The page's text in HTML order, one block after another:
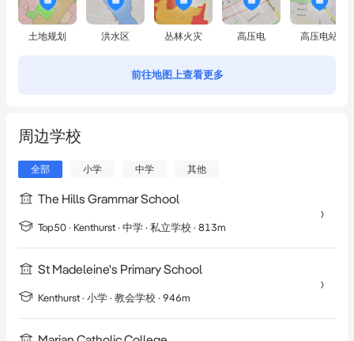
土地规划 洪水区 丛林火灾 高压电 高压电站
前往地图上查看更多
周边学校
全部 小学 中学 其他
The Hills Grammar School
Top50 · Kenthurst · 中学 · 私立学校 · 813m
St Madeleine's Primary School
Kenthurst · 小学 · 教会学校 · 946m